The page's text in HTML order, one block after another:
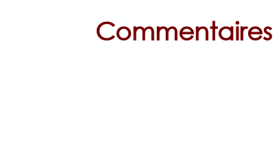
Commentaires